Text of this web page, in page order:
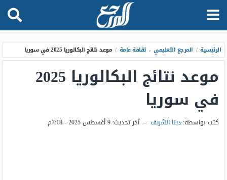
الرئيسية / المرجع التعليمي ، ثقافة عامة / موعد نتائج البكالوريا 2025 في سوريا
موعد نتائج البكالوريا 2025
في سوريا
كتب بواسطة: دينا الشريف – آخر تحديث: 9 أغسطس 2025 - 7:18م